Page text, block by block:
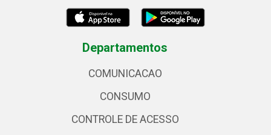
Departamentos
COMUNICACAO
CONSUMO
CONTROLE DE ACESSO